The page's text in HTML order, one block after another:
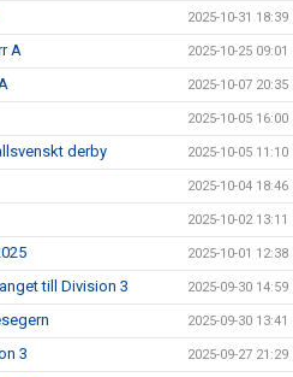
2025-10-31 18:39
A 2025-10-25 09:01
2025-10-07 20:35
2025-10-05 16:00
derby 2025-10-05 11:10
2025-10-04 18:46
2025-10-02 13:11
2025-10-01 12:38
till Division 3 2025-09-30 14:59
2025-09-30 13:41
3 2025-09-27 21:29